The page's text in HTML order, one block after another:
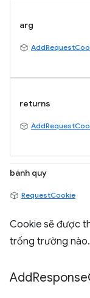
arg
returns
bánh quy
RequestCookie
Cookie sẽ được
trống trường nào.
AddResponse